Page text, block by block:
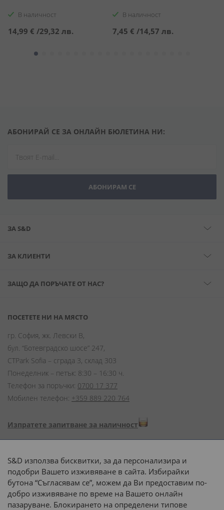
В наличност
14,99 € /29,32 лв.
В наличност
7,45 € /14,57 лв.
АБОНИРАЙ СЕ ЗА ОНЛАЙН БЮЛЕТИНА НИ:
АБОНИРАМ СЕ
ЗА S&D
ЗА КЛИЕНТИ
ЗАЩО ДА ПОРЪЧАТЕ ОТ НАС?
ПОСЕТЕТЕ НИ НА МЯСТО
гр. София, жк. Левски В,
бул. “Ботевградско шосе” 247,
CTPark Sofia – сграда 3, склад 303
Понеделник – петък: 8:30 – 16:30 ч.
Телефон за поръчки: 0700 17 377
Мобилен телефон: +359 889 220 764
Изпратете запитване за наличност
Начини на плащане:
S&D използва бисквитки, за да персонализира и
подобри Вашето изживяване в сайта. Избирайки
бутона “Съгласявам се”, можем да Ви предоставим по-
добро изживяване по време на Вашето онлайн
пазаруване. Блокирането на определени типове